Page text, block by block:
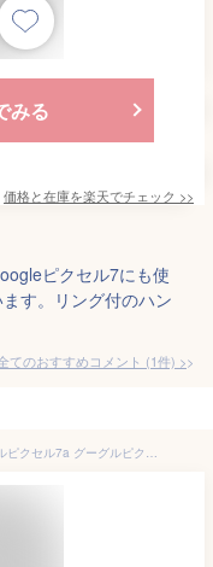
みる
価格と在庫を楽天でチェック >>
ピクセル7にも使
す。リング付のハン
てのおすすめコメント (1件) >
Google Pixel 7a 6a 7 ケース ハード グーグルピクセル7a グーグルピクセル6a GooglePixel7a GooglePixel6a ケース カバー スマホケース ハードケース 猫 ねこ ネコ くすみカラー 大人女子 ペア シンプル ペールトーン